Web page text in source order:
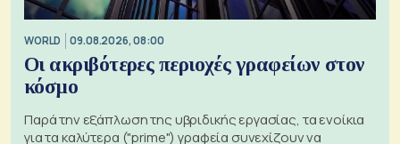
WORLD 09.08.2026, 08:00
Οι ακριβότερες περιοχές γραφείων στον
κόσμο
Παρά την εξάπλωση της υβριδικής εργασίας, τα ενοίκια
για τα καλύτερα ("prime") γραφεία συνεχίζουν να